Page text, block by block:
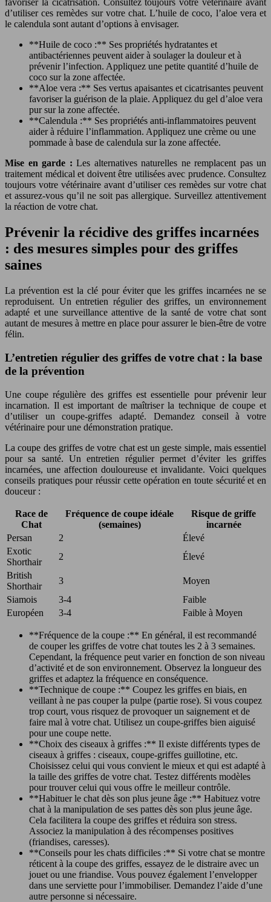
favoriser la cicatrisation. Consultez toujours votre vétérinaire avant
d’utiliser ces remèdes sur votre chat. L’huile de coco, l’aloe vera et
le calendula sont autant d’options à envisager.
**Huile de coco :** Ses propriétés hydratantes et
antibactériennes peuvent aider à soulager la douleur et à
prévenir l’infection. Appliquez une petite quantité d’huile de
coco sur la zone affectée.
**Aloe vera :** Ses vertus apaisantes et cicatrisantes peuvent
favoriser la guérison de la plaie. Appliquez du gel d’aloe vera
pur sur la zone affectée.
**Calendula :** Ses propriétés anti-inflammatoires peuvent
aider à réduire l’inflammation. Appliquez une crème ou une
pommade à base de calendula sur la zone affectée.
Mise en garde : Les alternatives naturelles ne remplacent pas un
traitement médical et doivent être utilisées avec prudence. Consultez
toujours votre vétérinaire avant d’utiliser ces remèdes sur votre chat
et assurez-vous qu’il ne soit pas allergique. Surveillez attentivement
la réaction de votre chat.
Prévenir la récidive des griffes incarnées
: des mesures simples pour des griffes
saines
La prévention est la clé pour éviter que les griffes incarnées ne se
reproduisent. Un entretien régulier des griffes, un environnement
adapté et une surveillance attentive de la santé de votre chat sont
autant de mesures à mettre en place pour assurer le bien-être de votre
félin.
L’entretien régulier des griffes de votre chat : la base
de la prévention
Une coupe régulière des griffes est essentielle pour prévenir leur
incarnation. Il est important de maîtriser la technique de coupe et
d’utiliser un coupe-griffes adapté. Demandez conseil à votre
vétérinaire pour une démonstration pratique.
La coupe des griffes de votre chat est un geste simple, mais essentiel
pour sa santé. Un entretien régulier permet d’éviter les griffes
incarnées, une affection douloureuse et invalidante. Voici quelques
conseils pratiques pour réussir cette opération en toute sécurité et en
douceur :
Race de
Chat
Fréquence de coupe idéale
(semaines)
Risque de griffe
incarnée
Persan
2
Élevé
Exotic
Shorthair
2
Élevé
British
Shorthair
3
Moyen
Siamois
3-4
Faible
Européen
3-4 Faible à Moyen
**Fréquence de la coupe :** En général, il est recommandé
de couper les griffes de votre chat toutes les 2 à 3 semaines.
Cependant, la fréquence peut varier en fonction de son niveau
d’activité et de son environnement. Observez la longueur des
griffes et adaptez la fréquence en conséquence.
**Technique de coupe :** Coupez les griffes en biais, en
veillant à ne pas couper la pulpe (partie rose). Si vous coupez
trop court, vous risquez de provoquer un saignement et de
faire mal à votre chat. Utilisez un coupe-griffes bien aiguisé
pour une coupe nette.
**Choix des ciseaux à griffes :** Il existe différents types de
ciseaux à griffes : ciseaux, coupe-griffes guillotine, etc.
Choisissez celui qui vous convient le mieux et qui est adapté à
la taille des griffes de votre chat. Testez différents modèles
pour trouver celui qui vous offre le meilleur contrôle.
**Habituer le chat dès son plus jeune âge :** Habituez votre
chat à la manipulation de ses pattes dès son plus jeune âge.
Cela facilitera la coupe des griffes et réduira son stress.
Associez la manipulation à des récompenses positives
(friandises, caresses).
**Conseils pour les chats difficiles :** Si votre chat se montre
réticent à la coupe des griffes, essayez de le distraire avec un
jouet ou une friandise. Vous pouvez également l’envelopper
dans une serviette pour l’immobiliser. Demandez l’aide d’une
autre personne si nécessaire.